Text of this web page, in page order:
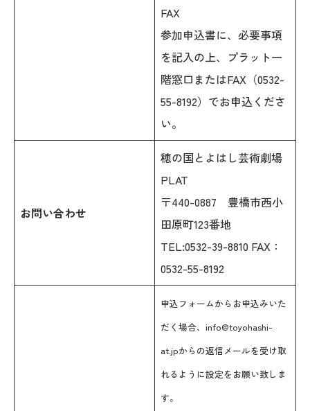
FAX
参加申込書に、必要事項
を記入の上、プラット一
階窓口またはFAX（0532-
55-8192）でお申込くださ
い。
お問い合わせ
穂の国とよはし芸術劇場
PLAT
〒440-0887 豊橋市西小
田原町123番地
TEL:0532-39-8810 FAX：
0532-55-8192
申込フォームからお申込みいた
だく場合、info@toyohashi-
at.jpからの返信メールを受け取
れるように設定をお願い致しま
す。